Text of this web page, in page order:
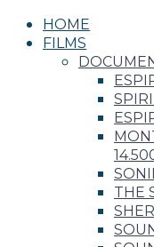
HOME
FILMS
THE